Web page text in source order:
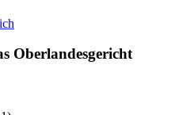
Oberlandesgericht